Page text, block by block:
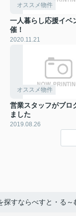
オススメ物件
一人暮らし応援イベ
催！
2020.11.21
オススメ物件
営業スタッフがブロ
ました
2019.08.26
探すならべすと・る～